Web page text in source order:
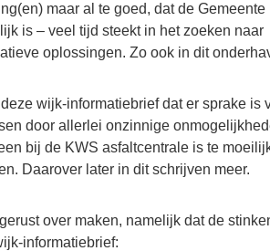
maar al te goed, dat de
is – veel tijd steekt in het zoeken naar
oplossingen. Zo ook in dit
wijk-informatiebrief dat er sprake is
door allerlei onzinnige
bij de KWS asfaltcentrale is te
Daarover later in dit schrijven meer.
over maken, namelijk dat de
informatiebrief: